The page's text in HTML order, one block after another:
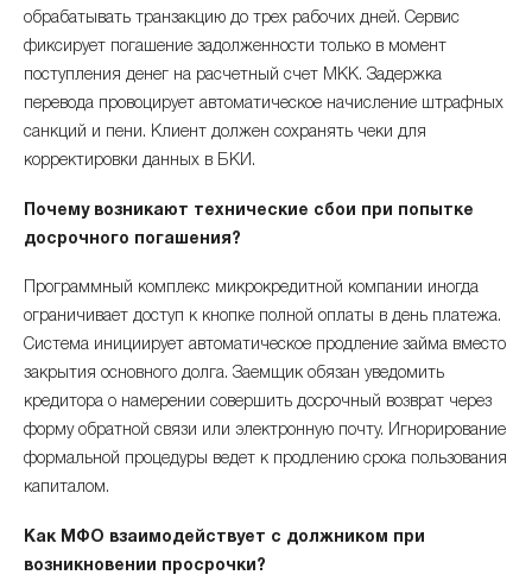
обрабатывать транзакцию до трех рабочих дней. Сервис
фиксирует погашение задолженности только в момент
поступления денег на расчетный счет МКК. Задержка
перевода провоцирует автоматическое начисление штрафных
санкций и пени. Клиент должен сохранять чеки для
корректировки данных в БКИ.
Почему возникают технические сбои при попытке
досрочного погашения?
Программный комплекс микрокредитной компании иногда
ограничивает доступ к кнопке полной оплаты в день платежа.
Система инициирует автоматическое продление займа вместо
закрытия основного долга. Заемщик обязан уведомить
кредитора о намерении совершить досрочный возврат через
форму обратной связи или электронную почту. Игнорирование
формальной процедуры ведет к продлению срока пользования
капиталом.
Как МФО взаимодействует с должником при
возникновении просрочки?